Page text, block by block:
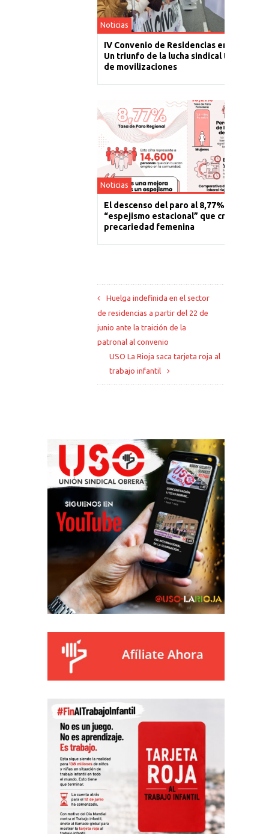
Noticias
IV Convenio de Residencias en La Rioja:
Un triunfo de la lucha sindical tras un año
de movilizaciones
Noticias
El descenso del paro al 8,77% es un
“espejismo estacional” que cronifica la
precariedad femenina
Huelga indefinida en el sector
de residencias a partir del 22 de
junio ante la traición de la
patronal al convenio
USO La Rioja saca tarjeta roja al
trabajo infantil